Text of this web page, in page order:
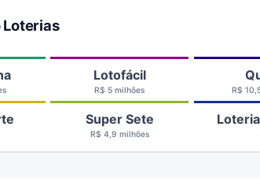
Loterias
Lotofácil
R$ 5 milhões R$
Super Sete
R$ 4,9 milhões